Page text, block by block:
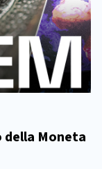
della Moneta